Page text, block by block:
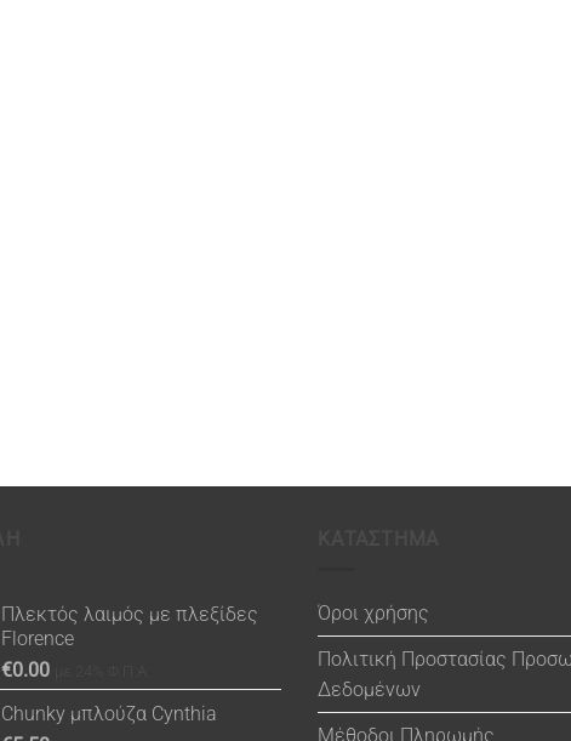
Πλεκτός λαιμός με πλεξίδες
Florence
€0.00
Chunky μπλούζα Cynthia
Όροι χρήσης
Πολιτική Προστασίας
Δεδομένων
Μέθοδοι Πληρωμής